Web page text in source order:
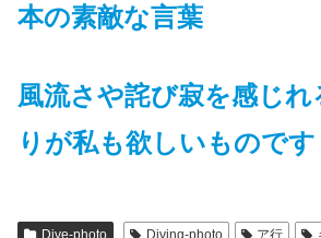
本の素敵な言葉
風流さや詫び寂を感じれ
りが私も欲しいものです
Dive-photo Diving-photo ア行